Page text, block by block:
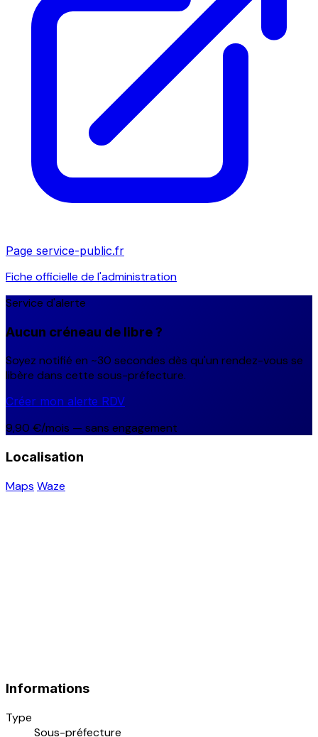
Page service-public.fr
Fiche officielle de l'administration
Service d'alerte
Aucun créneau de libre ?
Soyez notifié en ~30 secondes dès qu'un rendez-vous se
libère dans cette sous-préfecture.
Créer mon alerte RDV
9,90 €/mois — sans engagement
Localisation
Maps Waze
Informations
Type
Sous-préfecture